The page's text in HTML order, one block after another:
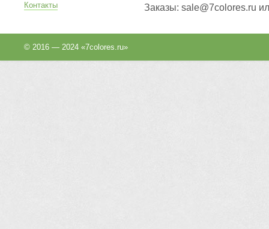
Контакты
Заказы: sale@7colores.ru
© 2016 — 2024 «7colores.ru»